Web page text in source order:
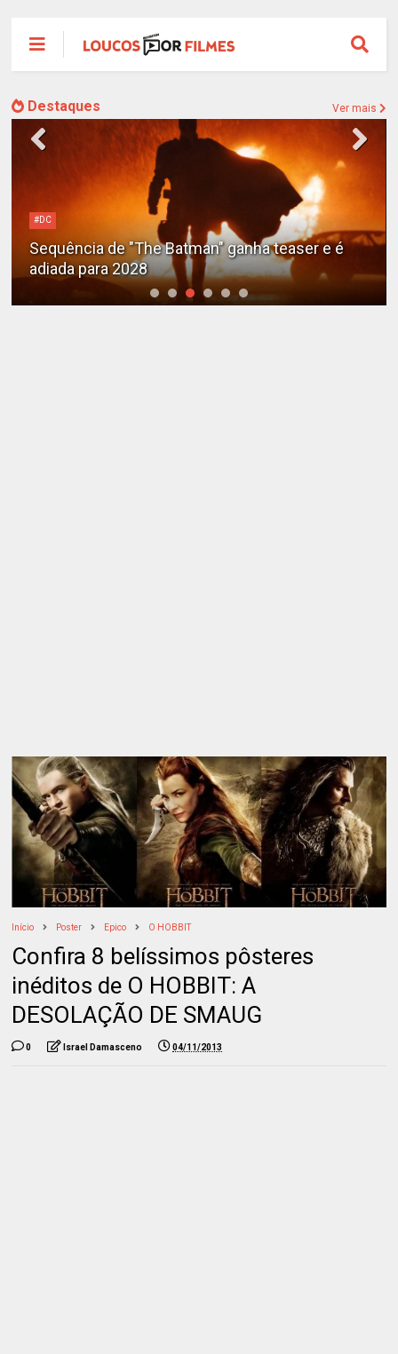
Destaques Ver mais
#DC
Sequência de "The Batman" ganha teaser e é
adiada para 2028
Início Poster Epico O HOBBIT
Confira 8 belíssimos pôsteres
inéditos de O HOBBIT: A
DESOLAÇÃO DE SMAUG
0 Israel Damasceno 04/11/2013